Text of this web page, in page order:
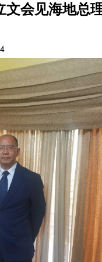
会见海地总